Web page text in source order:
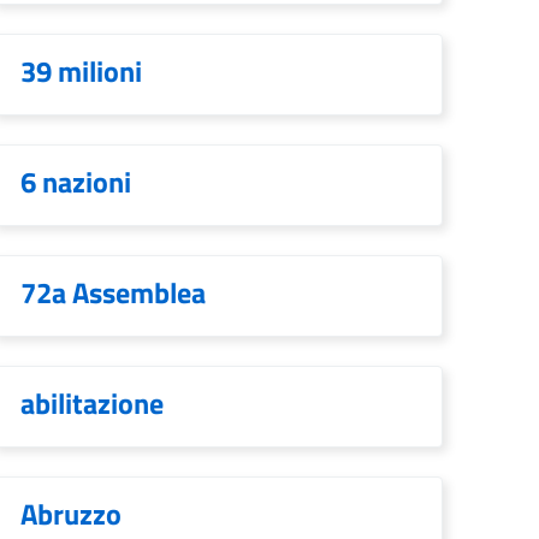
39 milioni
6 nazioni
72a Assemblea
abilitazione
Abruzzo